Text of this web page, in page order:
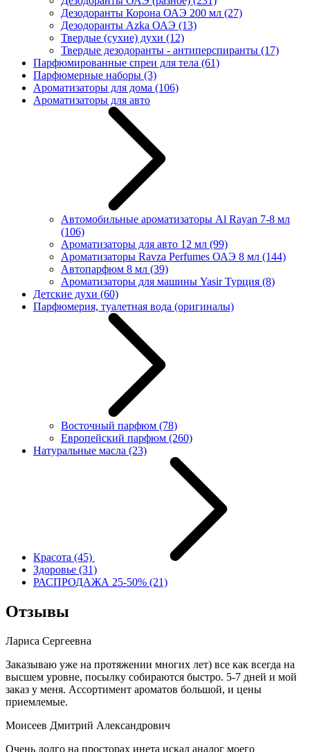
Дезодоранты Корона ОАЭ 200 мл (27)
Дезодоранты Azka ОАЭ (13)
Твердые (сухие) духи (12)
Твердые дезодоранты - антиперспиранты (17)
Парфюмированные спреи для тела (61)
Парфюмерные наборы (3)
Ароматизаторы для дома (106)
Ароматизаторы для авто
Автомобильные ароматизаторы Al Rayan 7-8 мл
(106)
Ароматизаторы для авто 12 мл (99)
Ароматизаторы Ravza Perfumes ОАЭ 8 мл (144)
Автопарфюм 8 мл (39)
Ароматизаторы для машины Yasir Турция (8)
Детские духи (60)
Парфюмерия, туалетная вода (оригиналы)
Восточный парфюм (78)
Европейский парфюм (260)
Натуральные масла (23)
Красота (45)
Здоровье (31)
РАСПРОДАЖА 25-50% (21)
Отзывы
Лариса Сергеевна
Заказываю уже на протяжении многих лет) все как всегда на
высшем уровне, посылку собираются быстро. 5-7 дней и мой
заказ у меня. Ассортимент ароматов большой, и цены
приемлемые.
Моисеев Дмитрий Александрович
Очень долго на просторах инета искал аналог моего